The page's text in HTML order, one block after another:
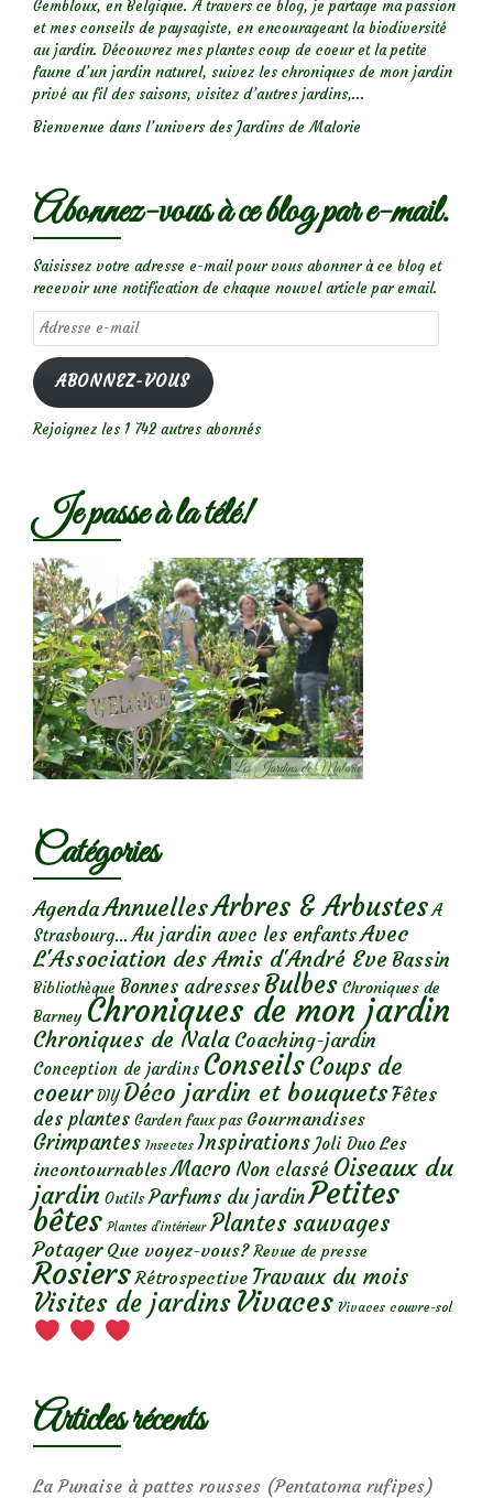
Gembloux, en Belgique. A travers ce blog, je partage ma passion
et mes conseils de paysagiste, en encourageant la biodiversité
au jardin. Découvrez mes plantes coup de coeur et la petite
faune d’un jardin naturel, suivez les chroniques de mon jardin
privé au fil des saisons, visitez d’autres jardins,...
Bienvenue dans l’univers des Jardins de Malorie
Abonnez-vous à ce blog par e-mail.
Saisissez votre adresse e-mail pour vous abonner à ce blog et
recevoir une notification de chaque nouvel article par email.
Adresse
e-
mail
ABONNEZ-VOUS
Rejoignez les 1 742 autres abonnés
Je passe à la télé!
Catégories
AgendaAnnuellesArbres & Arbustes A
Strasbourg... Au jardin avec les enfantsAvec
L'Association des Amis d'André Eve Bassin
Bibliothèque Bonnes adresses Bulbes Chroniques de
Barney Chroniques de mon jardin
Chroniques de Nala Coaching-jardin
Conception de jardins ConseilsCoups de
coeur DIY Déco jardin et bouquetsFêtes
des plantes Garden faux pas Gourmandises
Grimpantes Insectes Inspirations Joli Duo Les
incontournables Macro Non classé Oiseaux du
jardin Outils Parfums du jardinPetites
bêtes Plantes d’intérieur Plantes sauvages
Potager Que voyez-vous? Revue de presse
Rosiers Rétrospective Travaux du mois
Visites de jardins Vivaces Vivaces couvre-sol
Articles récents
La Punaise à pattes rousses (Pentatoma rufipes)